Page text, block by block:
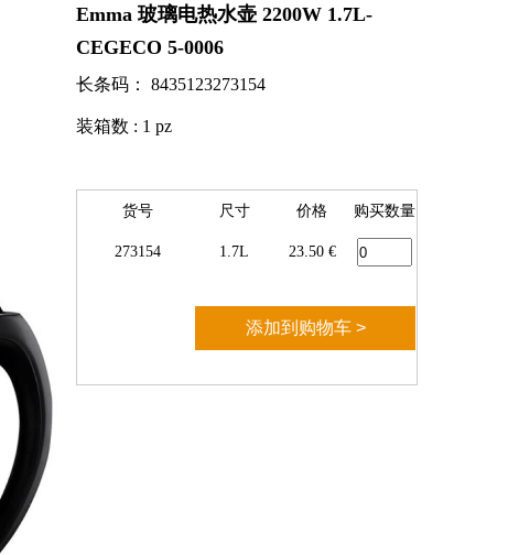
Emma 玻璃电热水壶 2200W 1.7L-
CEGECO 5-0006
长条码： 8435123273154
装箱数 : 1 pz
货号 尺寸 价格 购买数量
273154 1.7L 23.50 €